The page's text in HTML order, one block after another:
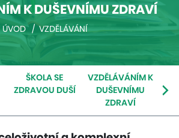
K DUŠEVNÍMU ZDRAVÍ
ÚVOD / VZDĚLÁVÁNÍ
ŠKOLA SE
ZDRAVOU DUŠÍ
VZDĚLÁVÁNÍM K
DUŠEVNÍMU
ZDRAVÍ